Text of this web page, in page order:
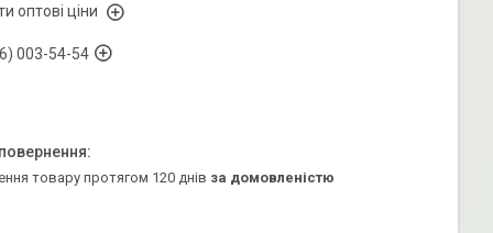
оптові ціни
003-54-54
товару протягом 120 днів за домовленістю